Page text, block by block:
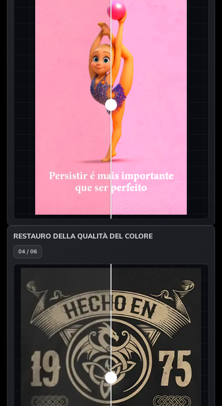
RESTAURO DELLA QUALITÀ DEL COLORE
04 / 06